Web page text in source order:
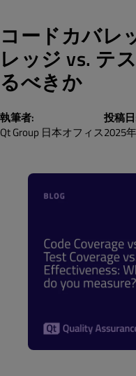
コードカバレ
レッジ vs. テ
るべきか
執筆者:
Qt Group 日本オフィス
投稿
2025